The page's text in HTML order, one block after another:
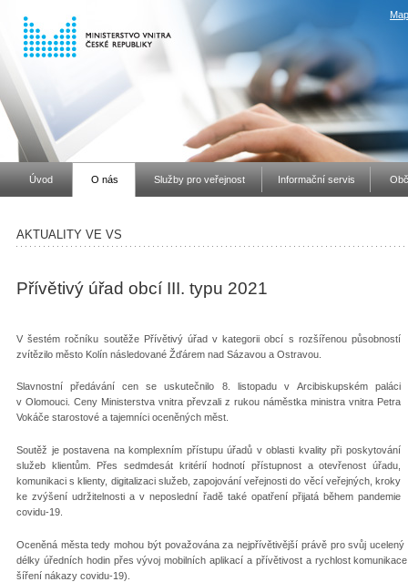
Úvod O nás Služby pro veřejnost Informační servis
AKTUALITY VE VS
Přívětivý úřad obcí III. typu 2021
V šestém ročníku soutěže Přívětivý úřad v kategorii obcí s rozšířenou působností
zvítězilo město Kolín následované Žďárem nad Sázavou a Ostravou.
Slavnostní předávání cen se uskutečnilo 8. listopadu v Arcibiskupském paláci
v Olomouci. Ceny Ministerstva vnitra převzali z rukou náměstka ministra vnitra Petra
Vokáče starostové a tajemníci oceněných měst.
Soutěž je postavena na komplexním přístupu úřadů v oblasti kvality při poskytování
služeb klientům. Přes sedmdesát kritérií hodnotí přístupnost a otevřenost úřadu,
komunikaci s klienty, digitalizaci služeb, zapojování veřejnosti do věcí veřejných, kroky
ke zvýšení udržitelnosti a v neposlední řadě také opatření přijatá během pandemie
covidu-19.
Oceněná města tedy mohou být považována za nejpřívětivější právě pro svůj
délky úředních hodin přes vývoj mobilních aplikací a přívětivost a rychlost
šíření nákazy covidu-19).